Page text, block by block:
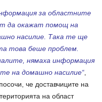
за областните
да окажат помощ на
насилие. Така те ще
това беше проблем.
нямаха информация
на домашно насилие“
че доставчиците на
на област